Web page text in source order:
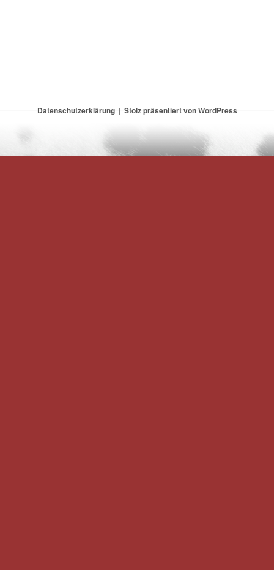
Datenschutzerklärung Stolz präsentiert von WordPress